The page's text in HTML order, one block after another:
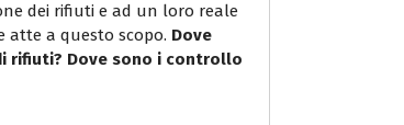
dei rifiuti e ad un loro reale
atte a questo scopo. Dove
rifiuti? Dove sono i controllo